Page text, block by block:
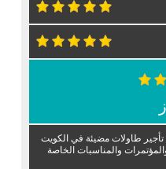
طاولات مضيئة في الكويت
والمناسبات الخاصة